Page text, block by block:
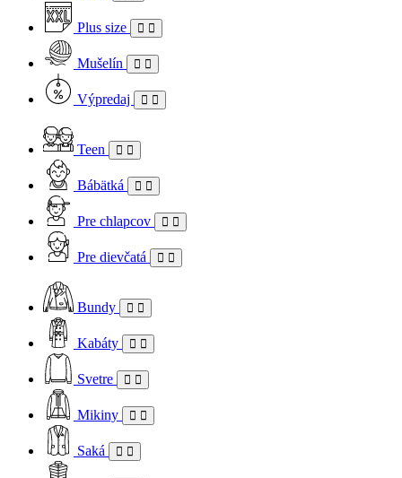
Plus size
Mušelín
Výpredaj
Teen
Bábätká
Pre chlapcov
Pre dievčatá
Bundy
Kabáty
Svetre
Mikiny
Saká